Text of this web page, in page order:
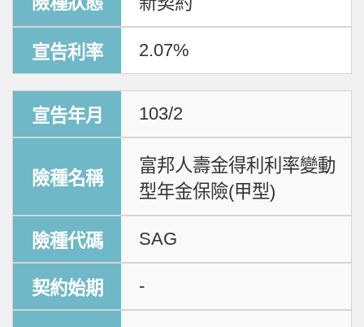
2.07%
103/2
富邦人壽金得利利率變動
型年金保險(甲型)
SAG
-